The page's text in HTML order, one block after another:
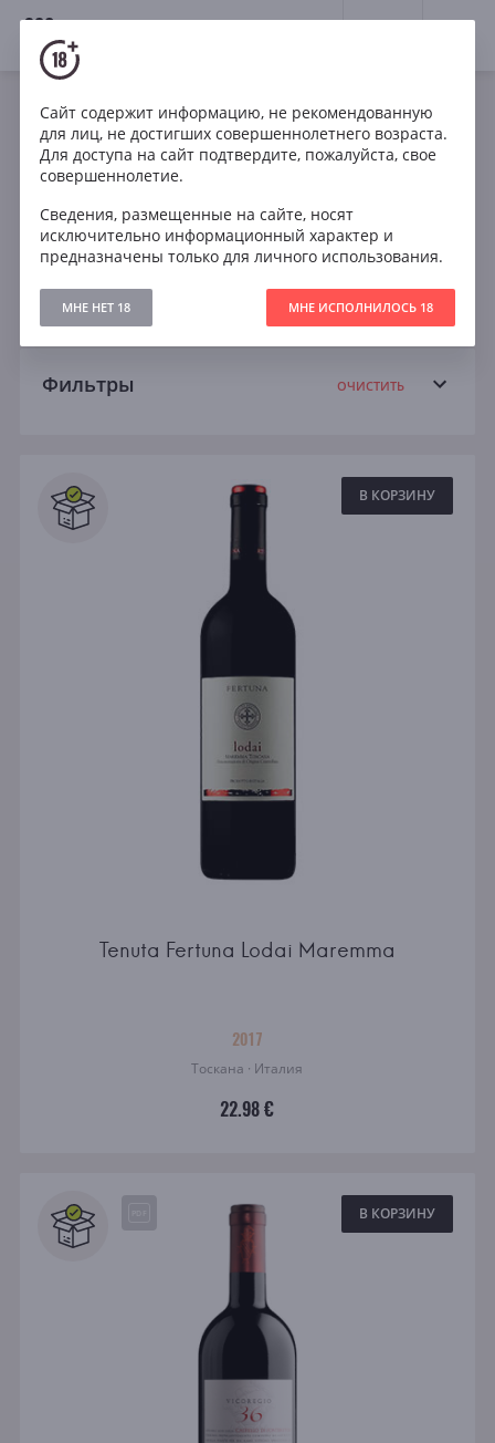
18+
Италия Кабирне Совиньон Шардоне
Совиньон Блан Сухое Полусухое
Полусладкое
Фильтры ОЧИСТИТЬ
Все В КОРЗИНУ
Tenuta Fertuna Lodai Maremma
2017
Тоскана · Италия
22.98 €
В КОРЗИНУ
Сайт содержит информацию, не рекомендованную
для лиц, не достигших совершеннолетнего возраста.
Для доступа на сайт подтвердите, пожалуйста, свое
совершеннолетие.
Сведения, размещенные на сайте, носят
исключительно информационный характер и
предназначены только для личного использования.
МНЕ НЕТ 18 МНЕ ИСПОЛНИЛОСЬ 18